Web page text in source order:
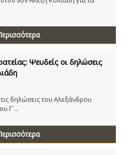
Ψευδείς οι δηλώσεις
δηλώσεις του Αλεξάνδρου
Γ´...